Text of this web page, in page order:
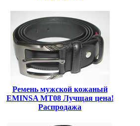
Ремень мужской кожаный
EMINSA MT08 Лучщая цена!
Распродажа